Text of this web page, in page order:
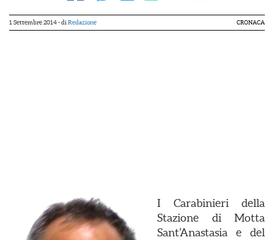
1 Settembre 2014- di Redazione CRONACA
I Carabinieri della
Stazione di Motta
Sant’Anastasia e del